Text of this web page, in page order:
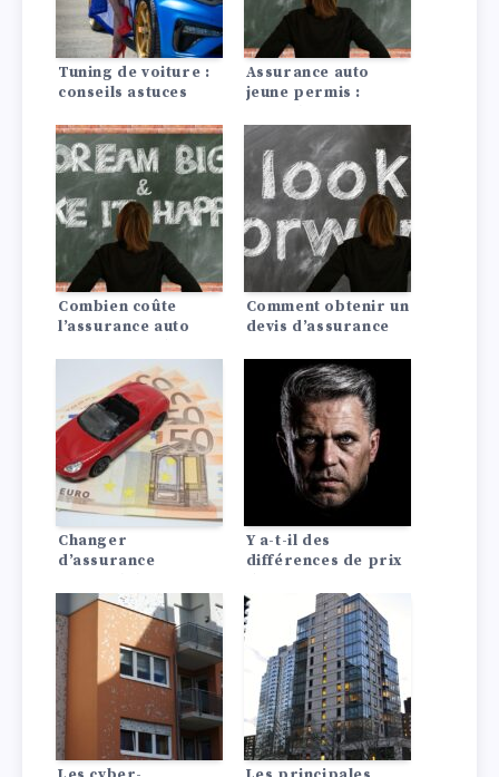
Tuning de voiture :
conseils astuces
Assurance auto
jeune permis :
moins cher
Combien coûte
l’assurance auto
Comment obtenir un
devis d’assurance
Changer
d’assurance
le coup !
Y a-t-il des
différences de prix
entre les Lada?